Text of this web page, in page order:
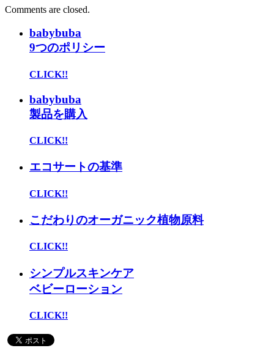
Comments are closed.
babybuba
9つのポリシー
CLICK!!
babybuba
製品を購入
CLICK!!
エコサートの基準
CLICK!!
こだわりのオーガニック植物原料
CLICK!!
シンプルスキンケア
ベビーローション
CLICK!!